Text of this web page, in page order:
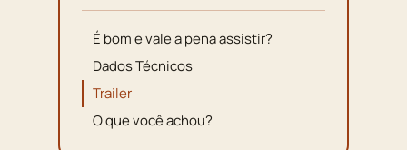
É bom e vale a pena assistir?
Dados Técnicos
Trailer
O que você achou?